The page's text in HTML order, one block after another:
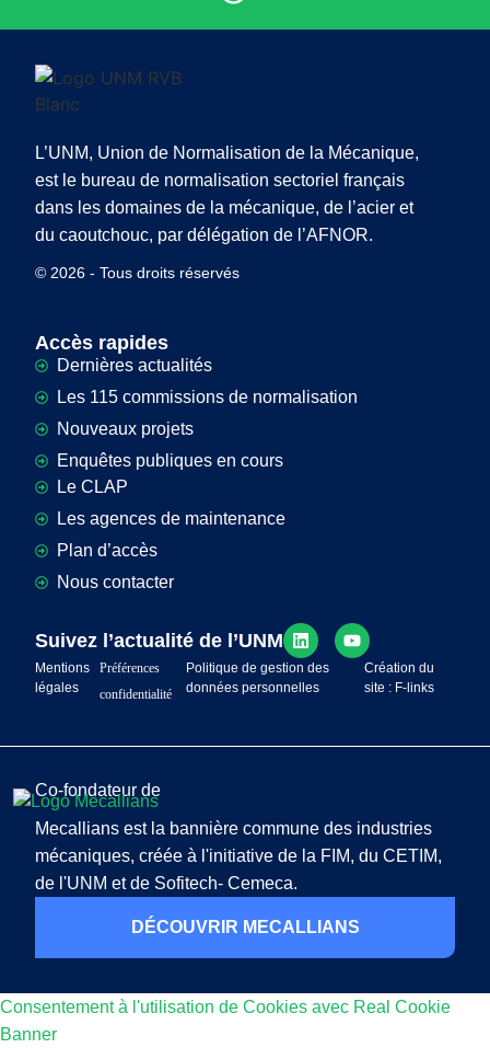
L’UNM, Union de Normalisation de la Mécanique,
est le bureau de normalisation sectoriel français
dans les domaines de la mécanique, de l’acier et
du caoutchouc, par délégation de l’AFNOR.
© 2026 - Tous droits réservés
Accès rapides
Dernières actualités
Les 115 commissions de normalisation
Nouveaux projets
Enquêtes publiques en cours
Le CLAP
Les agences de maintenance
Plan d’accès
Nous contacter
Suivez l’actualité de l’UNM
Mentions
légales
Préférences
confidentialité
Politique de gestion des
données personnelles
Création du
site : F-links
Co-fondateur de
Mecallians est la bannière commune des industries
mécaniques, créée à l'initiative de la FIM, du CETIM,
de l'UNM et de Sofitech- Cemeca.
DÉCOUVRIR MECALLIANS
Consentement à l'utilisation de Cookies avec Real Cookie
Banner